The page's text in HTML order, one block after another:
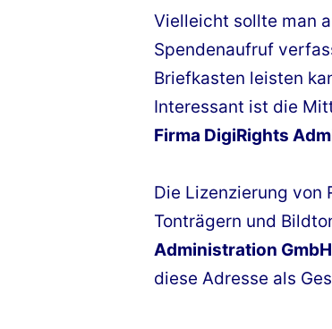
Vielleicht sollte man
Spendenaufruf
Briefkasten leisten
Interessant ist die
Firma DigiRights
Die Lizenzierung von
Tonträgern und
Administration
diese Adresse als